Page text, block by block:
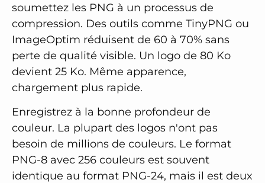
soumettez les PNG à un processus de
compression. Des outils comme TinyPNG ou
ImageOptim réduisent de 60 à 70% sans
perte de qualité visible. Un logo de 80 Ko
devient 25 Ko. Même apparence,
chargement plus rapide.
Enregistrez à la bonne profondeur de
couleur. La plupart des logos n'ont pas
besoin de millions de couleurs. Le format
PNG-8 avec 256 couleurs est souvent
identique au format PNG-24, mais il est deux